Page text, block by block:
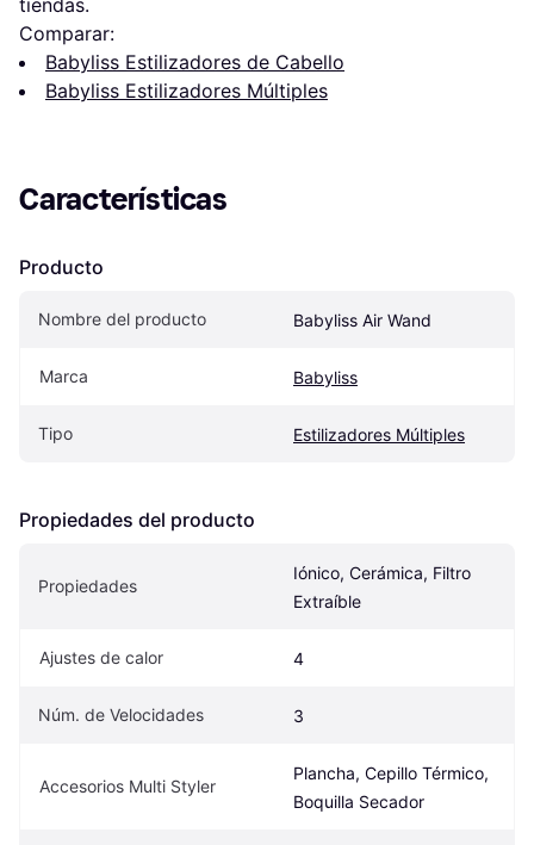
Comparar:
Babyliss Estilizadores de Cabello
Babyliss Estilizadores Múltiples
Características
Producto
Nombre del producto Babyliss Air Wand
Marca Babyliss
Tipo Estilizadores Múltiples
Propiedades del producto
Propiedades
Iónico, Cerámica, Filtro
Extraíble
Ajustes de calor 4
Núm. de Velocidades 3
Accesorios Multi Styler
Plancha, Cepillo Térmico,
Boquilla Secador